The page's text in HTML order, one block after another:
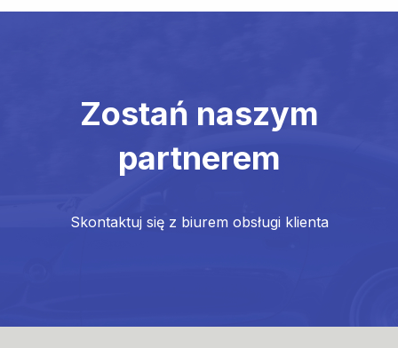
Zostań naszym
partnerem
Skontaktuj się z biurem obsługi klienta